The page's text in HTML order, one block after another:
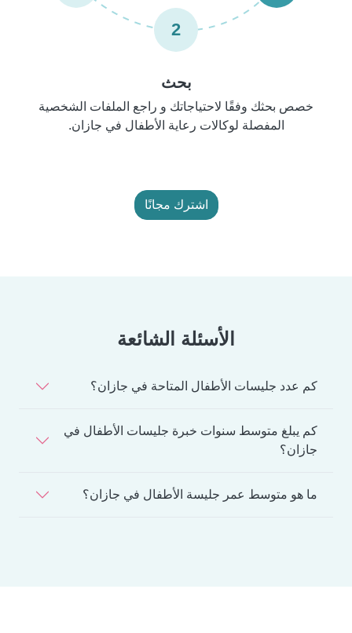
2
بحث
خصص بحثك وفقًا لاحتياجاتك و راجع الملفات الشخصية
المفصلة لوكالات رعاية الأطفال في جازان.
اشترك مجانًا
الأسئلة الشائعة
كم عدد جليسات الأطفال المتاحة في جازان؟
كم يبلغ متوسط سنوات خبرة جليسات الأطفال في
جازان؟
ما هو متوسط عمر جليسة الأطفال في جازان؟